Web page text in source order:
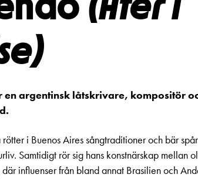
en argentinsk låtskrivare, kompositör
rötter i Buenos Aires sångtraditioner och bär
Samtidigt rör sig hans konstnärskap mellan
influenser från bland annat Brasilien och